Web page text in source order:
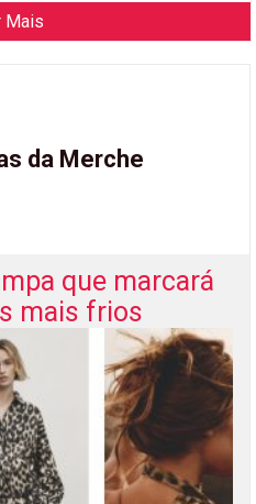
Mais
da Merche
que marcará
mais frios